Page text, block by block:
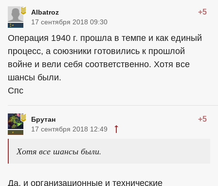
Albatroz +5
17 сентября 2018 09:30
Операция 1940 г. прошла в темпе и как единый
процесс, а союзники готовились к прошлой
войне и вели себя соответственно. Хотя все
шансы были.
Спс
Брутан +5
17 сентября 2018 12:49
Хотя все шансы были.
Да, и организационные и технические